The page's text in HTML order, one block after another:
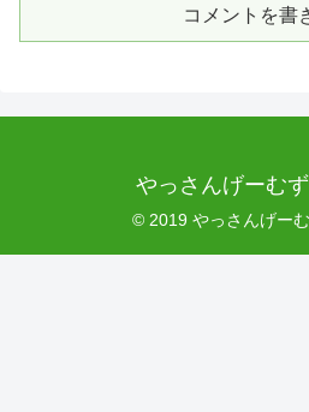
コメントを書
やっさんげーむ
© 2019 やっさんげー